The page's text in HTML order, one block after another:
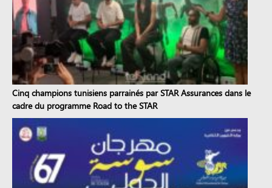
Cinq champions tunisiens parrainés par STAR Assurances dans le
cadre du programme Road to the STAR